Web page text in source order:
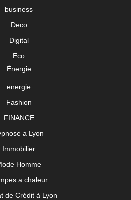
business
Deco
Digital
Eco
Énergie
energie
Fashion
FINANCE
a Lyon
Immobilier
Homme
a chaleur
de Crédit à Lyon